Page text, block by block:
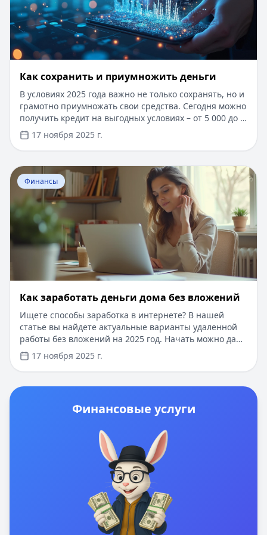
Как сохранить и приумножить деньги
В условиях 2025 года важно не только сохранять, но и
грамотно приумножать свои средства. Сегодня можно
получить кредит на выгодных условиях – от 5 000 до 1
000 000 рублей сроком до 5 лет, с быстрым онлайн-
одобрением за 5 минут. Для новых клиентов доступны
специальные условия с пониженной ставкой.
Оформление займа производится по паспорту, без
справок о доходах и поручителей. В статье
рассмотрим эффективные стратегии управления
финансами и инвестирования, которые помогут
увеличить ваш капитал.
17 ноября 2025 г.
Перейти к статье:Как заработать деньги дома без
Финансы
Как заработать деньги дома без вложений
Ищете способы заработка в интернете? В нашей
статье вы найдете актуальные варианты удаленной
работы без вложений на 2025 год. Начать можно даже
без опыта - достаточно выбрать подходящее
направление и следовать пошаговой инструкции. А
если для старта нужны средства, вы можете
оформить кредит до 100 000 рублей сроком до 12
поручителей. Для новых клиентов действует
Выберите выгодное предложение прямо сейчас и
начните зарабатывать уже сегодня.
17 ноября 2025 г.
Финансовые услуги